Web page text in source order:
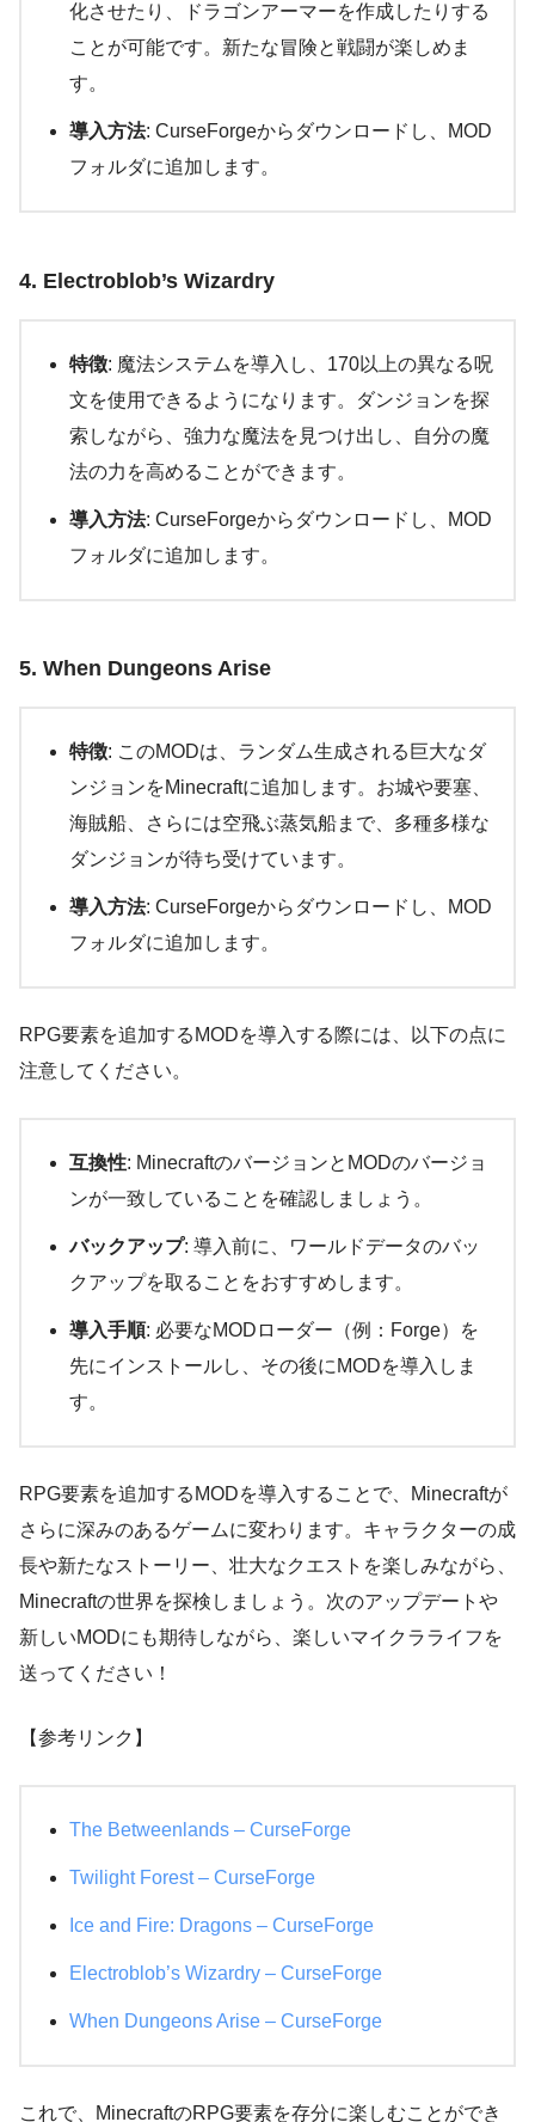
化させたり、ドラゴンアーマーを作成したりする
ことが可能です。新たな冒険と戦闘が楽しめま
す。
導入方法: CurseForgeからダウンロードし、MOD
フォルダに追加します。
4. Electroblob’s Wizardry
特徴: 魔法システムを導入し、170以上の異なる呪
文を使用できるようになります。ダンジョンを探
索しながら、強力な魔法を見つけ出し、自分の魔
法の力を高めることができます。
導入方法: CurseForgeからダウンロードし、MOD
フォルダに追加します。
5. When Dungeons Arise
特徴: このMODは、ランダム生成される巨大なダ
ンジョンをMinecraftに追加します。お城や要塞、
海賊船、さらには空飛ぶ蒸気船まで、多種多様な
ダンジョンが待ち受けています。
導入方法: CurseForgeからダウンロードし、MOD
フォルダに追加します。
RPG要素を追加するMODを導入する際には、以下の点に
注意してください。
互換性: MinecraftのバージョンとMODのバージョ
ンが一致していることを確認しましょう。
バックアップ: 導入前に、ワールドデータのバッ
クアップを取ることをおすすめします。
導入手順: 必要なMODローダー（例：Forge）を
先にインストールし、その後にMODを導入しま
す。
RPG要素を追加するMODを導入することで、Minecraftが
さらに深みのあるゲームに変わります。キャラクターの成
長や新たなストーリー、壮大なクエストを楽しみながら、
Minecraftの世界を探検しましょう。次のアップデートや
新しいMODにも期待しながら、楽しいマイクラライフを
送ってください！
【参考リンク】
The Betweenlands – CurseForge
Twilight Forest – CurseForge
Ice and Fire: Dragons – CurseForge
Electroblob’s Wizardry – CurseForge
When Dungeons Arise – CurseForge
これで、MinecraftのRPG要素を存分に楽しむことができ